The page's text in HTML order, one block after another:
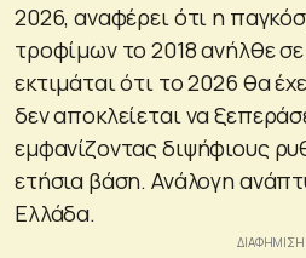
2026, αναφέρει ότι η
τροφίμων το 2018 ανήλθε
εκτιμάται ότι το 2026 θα
δεν αποκλείεται να
εμφανίζοντας διψήφιους
ετήσια βάση. Ανάλογη
Ελλάδα.